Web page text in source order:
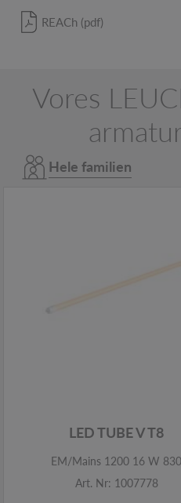
REACh (pdf)
Vores
Hele familien
LED TUBE V T8
EM/Mains 1200 16 W 830
Art. Nr: 1007778